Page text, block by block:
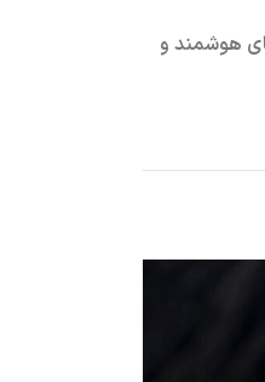
هوشمند و